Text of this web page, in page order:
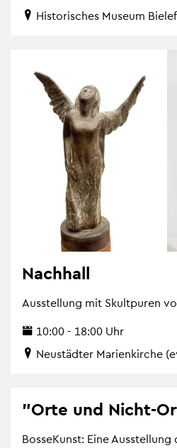
His­to­ri­sches Mu­se­um
Nach­hall
Aus­stel­lung mit Skultpu­ren
10:00 - 18:00 Uhr
Neu­städ­ter Ma­ri­en­kir­che
"Orte und Nicht-
Bos­se­Kunst: Eine